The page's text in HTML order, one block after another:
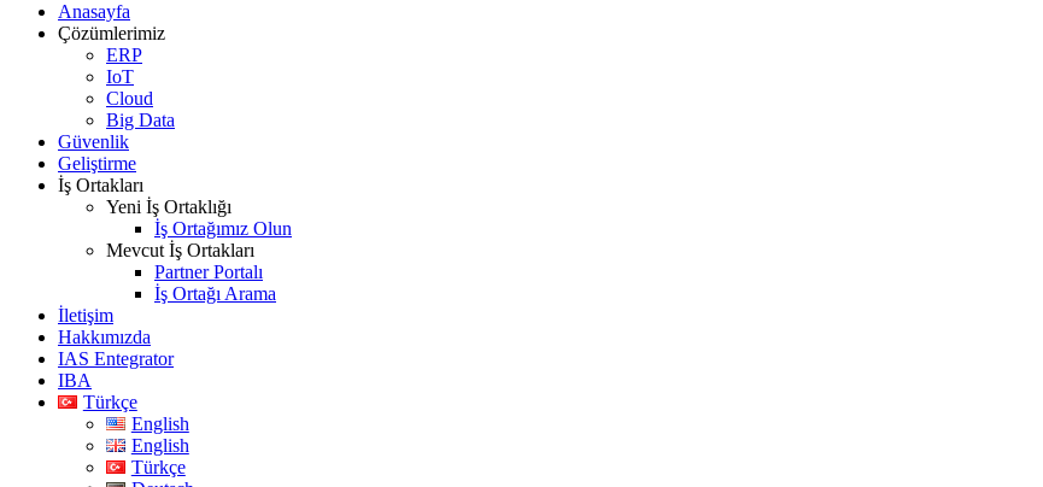
Anasayfa
Çözümlerimiz
ERP
IoT
Cloud
Big Data
Güvenlik
Geliştirme
İş Ortakları
Yeni İş Ortaklığı
İş Ortağımız Olun
Mevcut İş Ortakları
Partner Portalı
İş Ortağı Arama
İletişim
Hakkımızda
IAS Entegrator
IBA
Türkçe
English
English
Türkçe